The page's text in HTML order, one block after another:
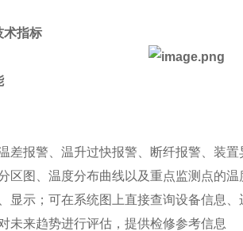
术指标
差报警、温升过快报警、断纤报警、装置
区图、温度分布曲线以及重点监测点的
显示；可在系统图上直接查询设备信息
未来趋势进行评估，提供检修参考信息